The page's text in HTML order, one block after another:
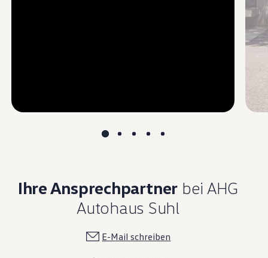
Ihre Ansprechpartner bei AHG
Autohaus Suhl
E-Mail schreiben